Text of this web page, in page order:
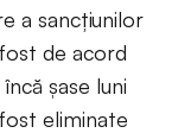
a sancțiunilor
de acord
șase luni
eliminate